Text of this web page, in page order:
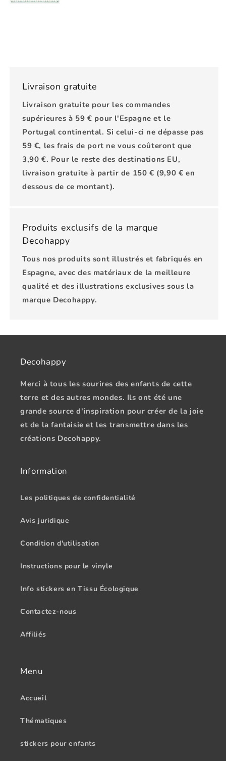
Livraison gratuite
Livraison gratuite pour les commandes
supérieures à 59 € pour l'Espagne et le
Portugal continental. Si celui-ci ne dépasse pas
59 €, les frais de port ne vous coûteront que
3,90 €. Pour le reste des destinations EU,
livraison gratuite à partir de 150 € (9,90 € en
dessous de ce montant).
Produits exclusifs de la marque
Decohappy
Tous nos produits sont illustrés et fabriqués en
Espagne, avec des matériaux de la meilleure
qualité et des illustrations exclusives sous la
marque Decohappy.
Decohappy
Merci à tous les sourires des enfants de cette
terre et des autres mondes. Ils ont été une
grande source d'inspiration pour créer de la joie
et de la fantaisie et les transmettre dans les
créations Decohappy.
Information
Les politiques de confidentialité
Avis juridique
Condition d'utilisation
Instructions pour le vinyle
Info stickers en Tissu Écologique
Contactez-nous
Affiliés
Menu
Accueil
Thématiques
stickers pour enfants